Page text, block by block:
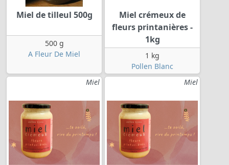
Miel de tilleul 500g
500 g
A Fleur De Miel
Miel crémeux de
fleurs printanières -
1kg
1 kg
Pollen Blanc
Miel
Miel